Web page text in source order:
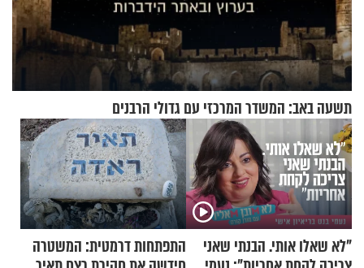
תשעה באב: המשדר המרכזי עם גדולי הרבנים
"לא שאלו אותי. הבנתי שאני
התפתחות דרמטית: המשטרה